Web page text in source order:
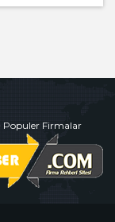
Populer Firmalar